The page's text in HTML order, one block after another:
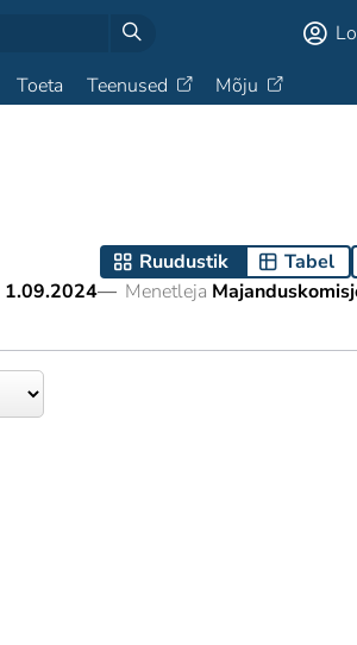
Toeta Teenused Mõju
Ruudustik Tabel
1.09.2024— Menetleja